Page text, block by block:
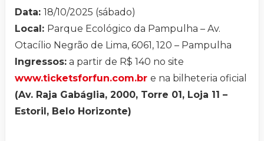
Data: 18/10/2025 (sábado)
Local: Parque Ecológico da Pampulha – Av.
Otacílio Negrão de Lima, 6061, 120 – Pampulha
Ingressos: a partir de R$ 140 no site
www.ticketsforfun.com.br e na bilheteria oficial
(Av. Raja Gabáglia, 2000, Torre 01, Loja 11 –
Estoril, Belo Horizonte)